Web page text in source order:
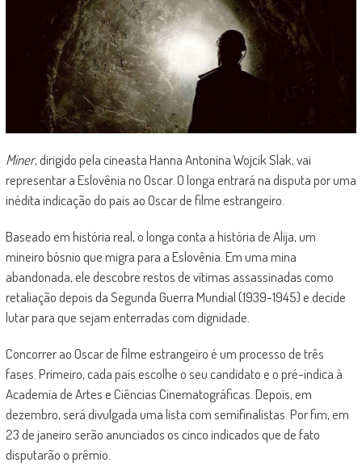
Miner, dirigido pela cineasta Hanna Antonina Wojcik Slak, vai
representar a Eslovênia no Oscar. O longa entrará na disputa por uma
inédita indicação do país ao Oscar de filme estrangeiro.
Baseado em história real, o longa conta a história de Alija, um
mineiro bósnio que migra para a Eslovênia. Em uma mina
abandonada, ele descobre restos de vítimas assassinadas como
retaliação depois da Segunda Guerra Mundial (1939-1945) e decide
lutar para que sejam enterradas com dignidade.
Concorrer ao Oscar de filme estrangeiro é um processo de três
fases. Primeiro, cada país escolhe o seu candidato e o pré-indica à
Academia de Artes e Ciências Cinematográficas. Depois, em
dezembro, será divulgada uma lista com semifinalistas. Por fim, em
23 de janeiro serão anunciados os cinco indicados que de fato
disputarão o prêmio.